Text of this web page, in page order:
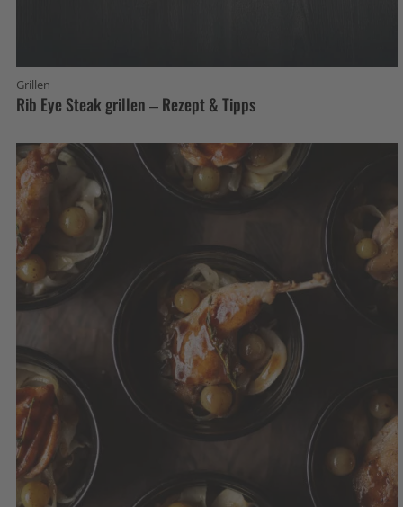
Grillen
Rib Eye Steak grillen – Rezept & Tipps